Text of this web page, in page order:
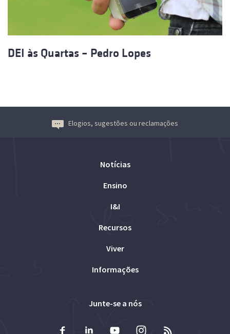
DEI às Quartas – Pedro Lopes
Elogios, sugestões ou reclamações
Notícias
Ensino
I&I
Recursos
Viver
Informações
Junte-se a nós